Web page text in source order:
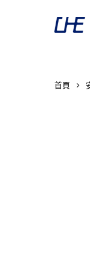
Hit enter
首頁